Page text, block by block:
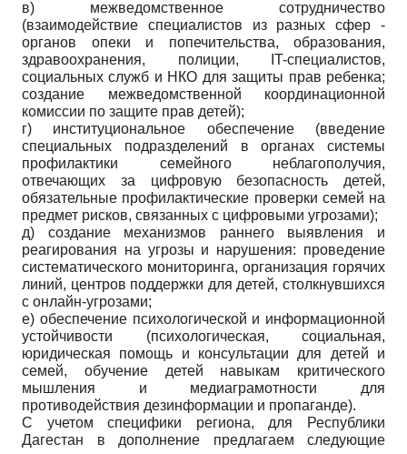
в) межведомственное сотрудничество
(взаимодействие специалистов из разных сфер -
органов опеки и попечительства, образования,
здравоохранения, полиции, IT-специалистов,
социальных служб и НКО для защиты прав ребенка;
создание межведомственной координационной
комиссии по защите прав детей);
г) институциональное обеспечение (введение
специальных подразделений в органах системы
профилактики семейного неблагополучия,
отвечающих за цифровую безопасность детей,
обязательные профилактические проверки семей на
предмет рисков, связанных с цифровыми угрозами);
д) создание механизмов раннего выявления и
реагирования на угрозы и нарушения: проведение
систематического мониторинга, организация горячих
линий, центров поддержки для детей, столкнувшихся
с онлайн-угрозами;
е) обеспечение психологической и информационной
устойчивости (психологическая, социальная,
юридическая помощь и консультации для детей и
семей, обучение детей навыкам критического
мышления и медиаграмотности для
противодействия дезинформации и пропаганде).
С учетом специфики региона, для Республики
Дагестан в дополнение предлагаем следующие